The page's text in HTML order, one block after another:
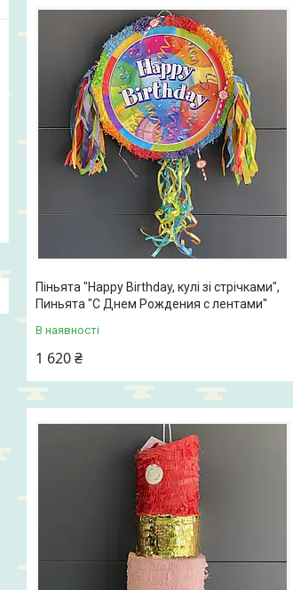
Піньята "Happy Birthday, кулі зі стрічками",
Пиньята "С Днем Рождения с лентами"
В наявності
1 620 ₴